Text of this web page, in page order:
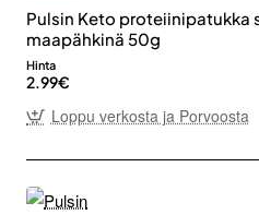
Pulsin Keto proteiinipatukka
maapähkinä 50g
Hinta
2.99€
Loppu verkosta ja Porvoosta